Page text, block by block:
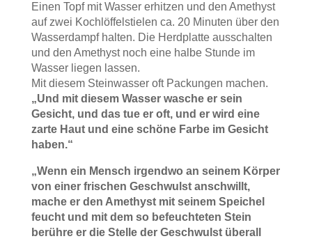
Einen Topf mit Wasser erhitzen und den Amethyst
auf zwei Kochlöffelstielen ca. 20 Minuten über den
Wasserdampf halten. Die Herdplatte ausschalten
und den Amethyst noch eine halbe Stunde im
Wasser liegen lassen.
Mit diesem Steinwasser oft Packungen machen.
„Und mit diesem Wasser wasche er sein
Gesicht, und das tue er oft, und er wird eine
zarte Haut und eine schöne Farbe im Gesicht
haben.“
„Wenn ein Mensch irgendwo an seinem Körper
von einer frischen Geschwulst anschwillt,
mache er den Amethyst mit seinem Speichel
feucht und mit dem so befeuchteten Stein
berühre er die Stelle der Geschwulst überall